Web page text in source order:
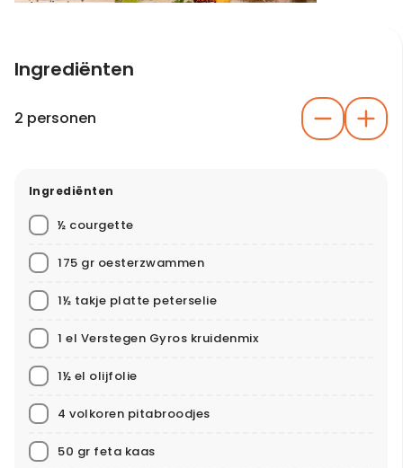
Ingrediënten
2 personen
Ingrediënten
½ courgette
175 gr oesterzwammen
1½ takje platte peterselie
1 el Verstegen Gyros kruidenmix
1½ el olijfolie
4 volkoren pitabroodjes
50 gr feta kaas